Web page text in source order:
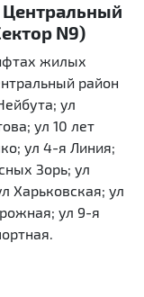
Центральный
N9)
жилых
район
ул
ул 10 лет
ул 4-я Линия;
Зорь; ул
Харьковская; ул
ул 9-я